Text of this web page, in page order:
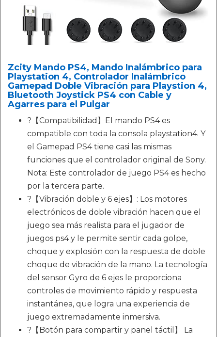
Zcity Mando PS4, Mando Inalámbrico para
Playstation 4, Controlador Inalámbrico
Gamepad Doble Vibración para Playstion 4,
Bluetooth Joystick PS4 con Cable y
Agarres para el Pulgar
?【Compatibilidad】El mando PS4 es
compatible con toda la consola playstation4. Y
el Gamepad PS4 tiene casi las mismas
funciones que el controlador original de Sony.
Nota: Este controlador de juego PS4 es hecho
por la tercera parte.
?【Vibración doble y 6 ejes】: Los motores
electrónicos de doble vibración hacen que el
juego sea más realista para el jugador de
juegos ps4 y le permite sentir cada golpe,
choque y explosión con la respuesta de doble
choque de vibración de la mano. La tecnología
del sensor Gyro de 6 ejes le proporciona
controles de movimiento rápido y respuesta
instantánea, que logra una experiencia de
juego extremadamente inmersiva.
?【Botón para compartir y panel táctil】 La